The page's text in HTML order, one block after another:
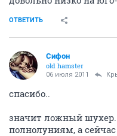
ОТВЕТИТЬ
Сифон
old hamster
06 июля 2011
спасибо..
значит ложный шухер.
полнолуниям, а